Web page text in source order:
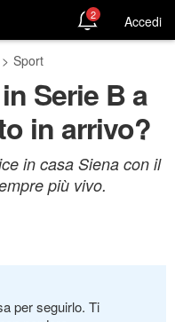
2 Accedi
> Sport
Serie B a
in arrivo?
in casa Siena con il
più vivo.
per seguirlo. Ti